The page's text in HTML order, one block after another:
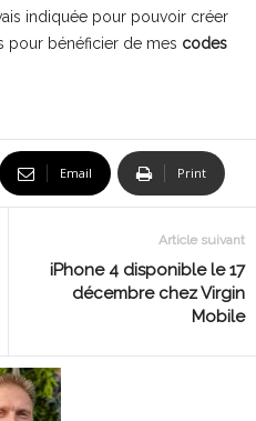
indiquée pour pouvoir créer
pour bénéficier de mes codes
Email Print
Article suivant
iPhone 4 disponible le 17
décembre chez Virgin
Mobile